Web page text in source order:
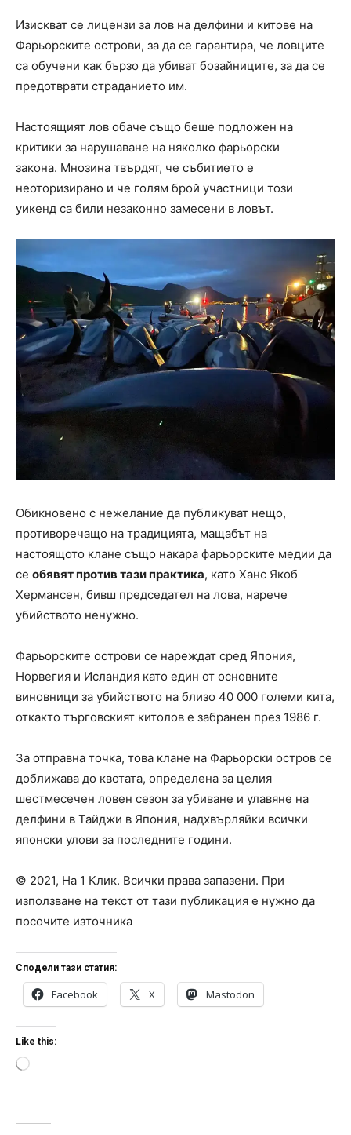
Изискват се лицензи за лов на делфини и китове на
Фарьорските острови, за да се гарантира, че ловците
са обучени как бързо да убиват бозайниците, за да се
предотврати страданието им.
Настоящият лов обаче също беше подложен на
критики за нарушаване на няколко фарьорски
закона. Мнозина твърдят, че събитието е
неоторизирано и че голям брой участници този
уикенд са били незаконно замесени в ловът.
Обикновено с нежелание да публикуват нещо,
противоречащо на традицията, мащабът на
настоящото клане също накара фарьорските медии да
се обявят против тази практика, като Ханс Якоб
Хермансен, бивш председател на лова, нарече
убийството ненужно.
Фарьорските острови се нареждат сред Япония,
Норвегия и Исландия като един от основните
виновници за убийството на близо 40 000 големи кита,
откакто търговският китолов е забранен през 1986 г.
За отправна точка, това клане на Фарьорски остров се
доближава до квотата, определена за целия
шестмесечен ловен сезон за убиване и улавяне на
делфини в Тайджи в Япония, надхвърляйки всички
японски улови за последните години.
© 2021, На 1 Клик. Всички права запазени. При
използване на текст от тази публикация е нужно да
посочите източника
Сподели тази статия:
Facebook X Mastodon
Like this:
L
i